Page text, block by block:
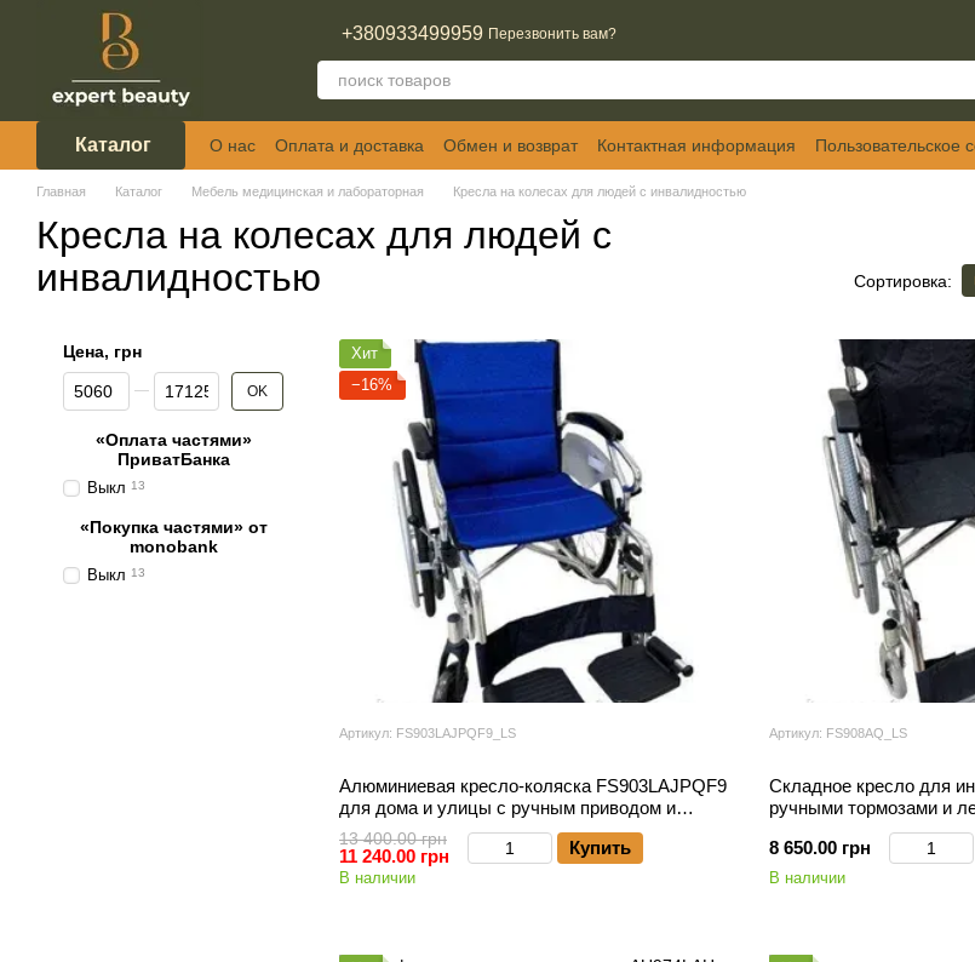
Перейти к основному контенту
+380933499959 Перезвонить вам?
Каталог О нас Оплата и доставка Обмен и возврат Контактная информация Пользовательское
Отзывы о магазине
Главная Каталог Мебель медицинская и лабораторная Кресла на колесах для людей с инвалидностью
Кресла на колесах для людей с
инвалидностью
Сортировка:
Хит
−16%
Артикул: FS903LAJPQF9_LS
Алюминиевая кресло-коляска FS903LAJPQF9
для дома и улицы с ручным приводом и
тормозами
13 400.00 грн
11 240.00 грн Купить
В наличии
Артикул: FS908AQ_LS
Складное кресло для
ручными тормозами и
8 650.00 грн
В наличии
Цена, грн
От Цена, грн
До Цена, грн OK
«Оплата частями»
ПриватБанка
Выкл 13
«Покупка частями» от
monobank
Выкл 13